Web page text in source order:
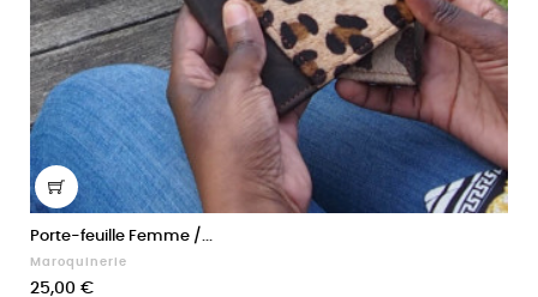
Porte-feuille Femme /...
Maroquinerie
Prix
25,00 €